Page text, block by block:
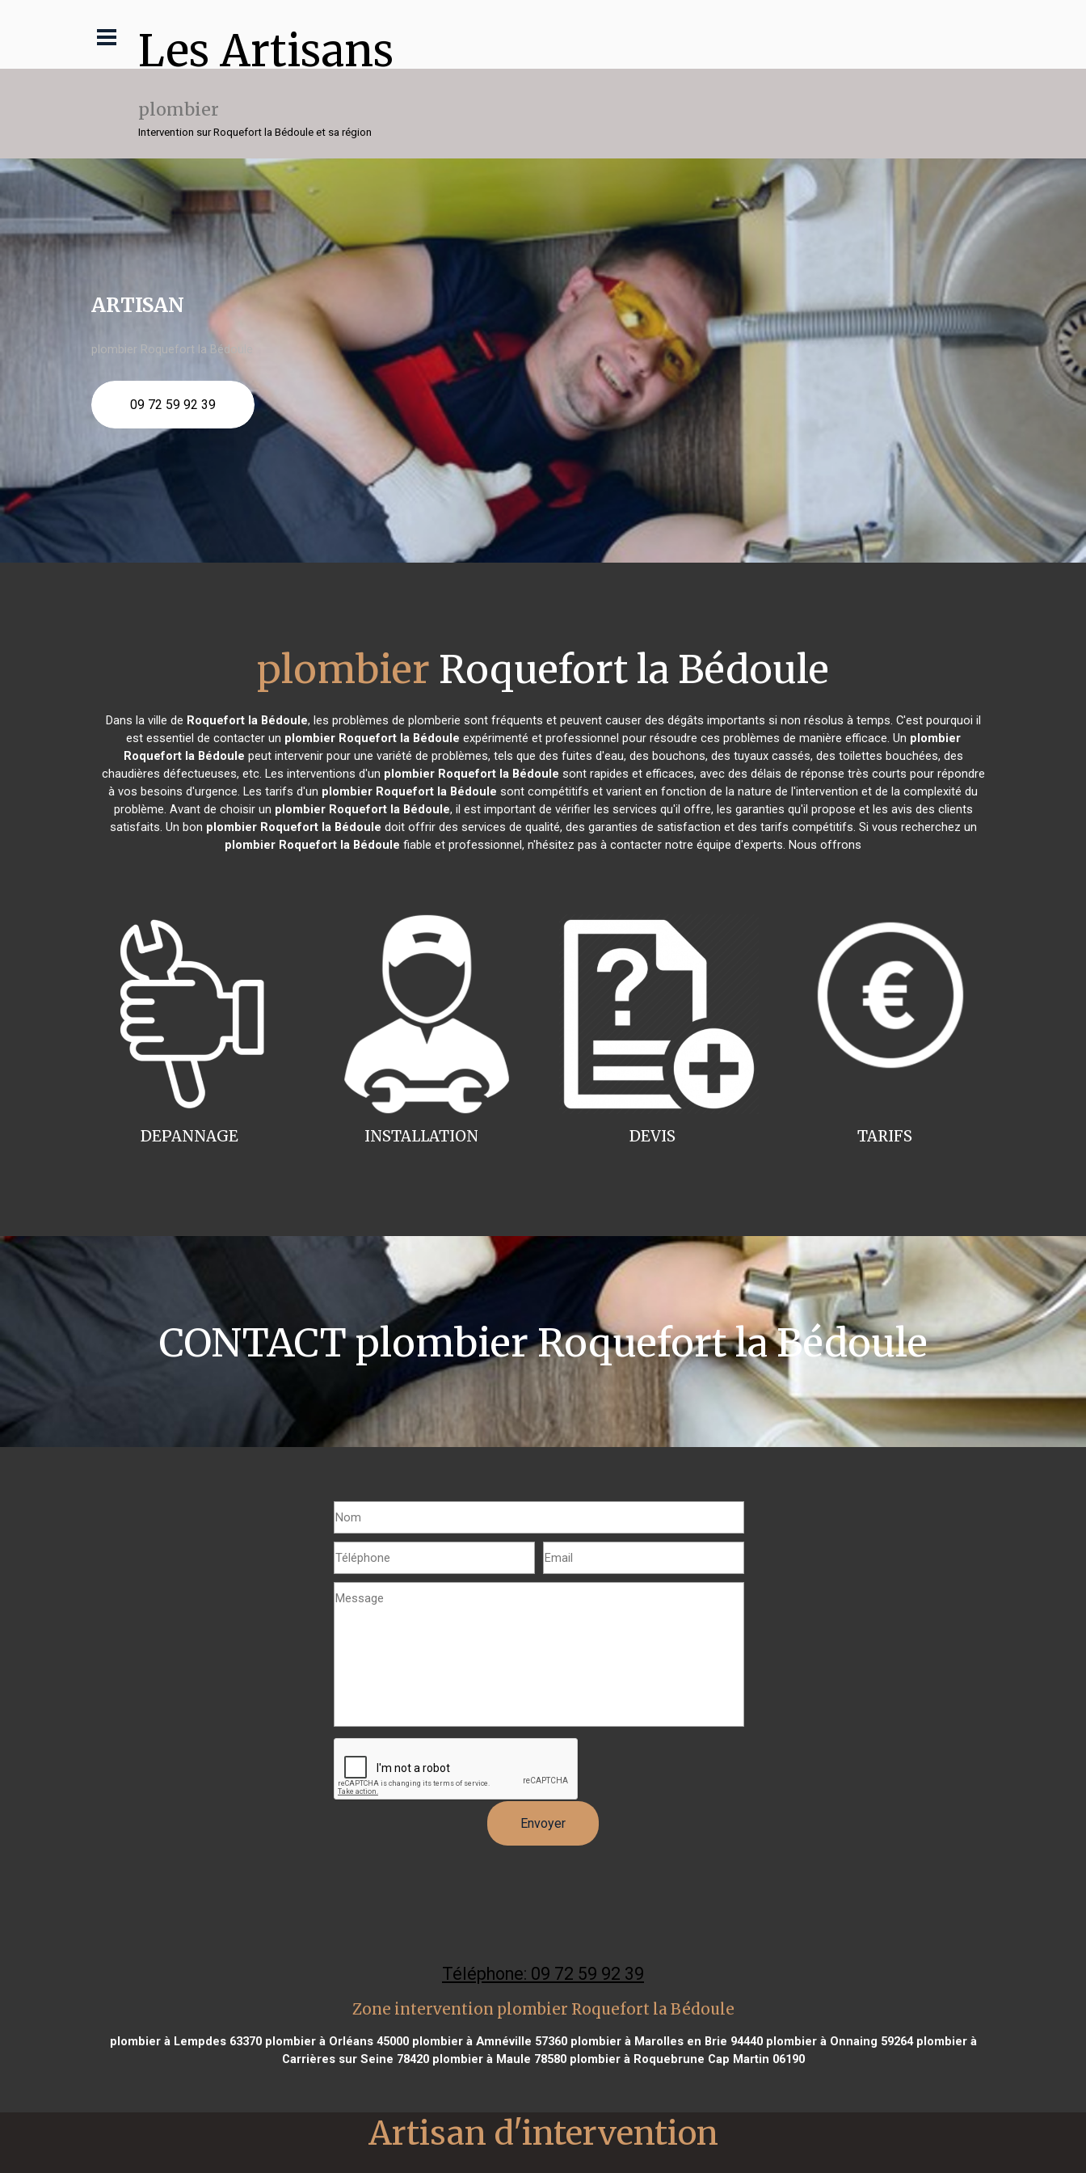
Les Artisans
plombier
Intervention sur Roquefort la Bédoule et sa région
ARTISAN
plombier Roquefort la Bédoule
09 72 59 92 39
plombier Roquefort la Bédoule
Dans la ville de Roquefort la Bédoule, les problèmes de plomberie sont fréquents et peuvent causer des dégâts importants si non résolus à temps. C'est pourquoi il
est essentiel de contacter un plombier Roquefort la Bédoule expérimenté et professionnel pour résoudre ces problèmes de manière efficace. Un plombier
Roquefort la Bédoule peut intervenir pour une variété de problèmes, tels que des fuites d'eau, des bouchons, des tuyaux cassés, des toilettes bouchées, des
chaudières défectueuses, etc. Les interventions d'un plombier Roquefort la Bédoule sont rapides et efficaces, avec des délais de réponse très courts pour répondre
à vos besoins d'urgence. Les tarifs d'un plombier Roquefort la Bédoule sont compétitifs et varient en fonction de la nature de l'intervention et de la complexité du
problème. Avant de choisir un plombier Roquefort la Bédoule, il est important de vérifier les services qu'il offre, les garanties qu'il propose et les avis des clients
satisfaits. Un bon plombier Roquefort la Bédoule doit offrir des services de qualité, des garanties de satisfaction et des tarifs compétitifs. Si vous recherchez un
plombier Roquefort la Bédoule fiable et professionnel, n'hésitez pas à contacter notre équipe d'experts. Nous offrons
INSTALLATION
DEPANNAGE TARIFS
DEVIS
CONTACT plombier Roquefort la Bédoule
Téléphone: 09 72 59 92 39
Zone intervention plombier Roquefort la Bédoule
plombier à Lempdes 63370plombier à Orléans 45000plombier à Amnéville 57360plombier à Marolles en Brie 94440plombier à Onnaing 59264plombier à
Carrières sur Seine 78420plombier à Maule 78580plombier à Roquebrune Cap Martin 06190
Artisan d'intervention